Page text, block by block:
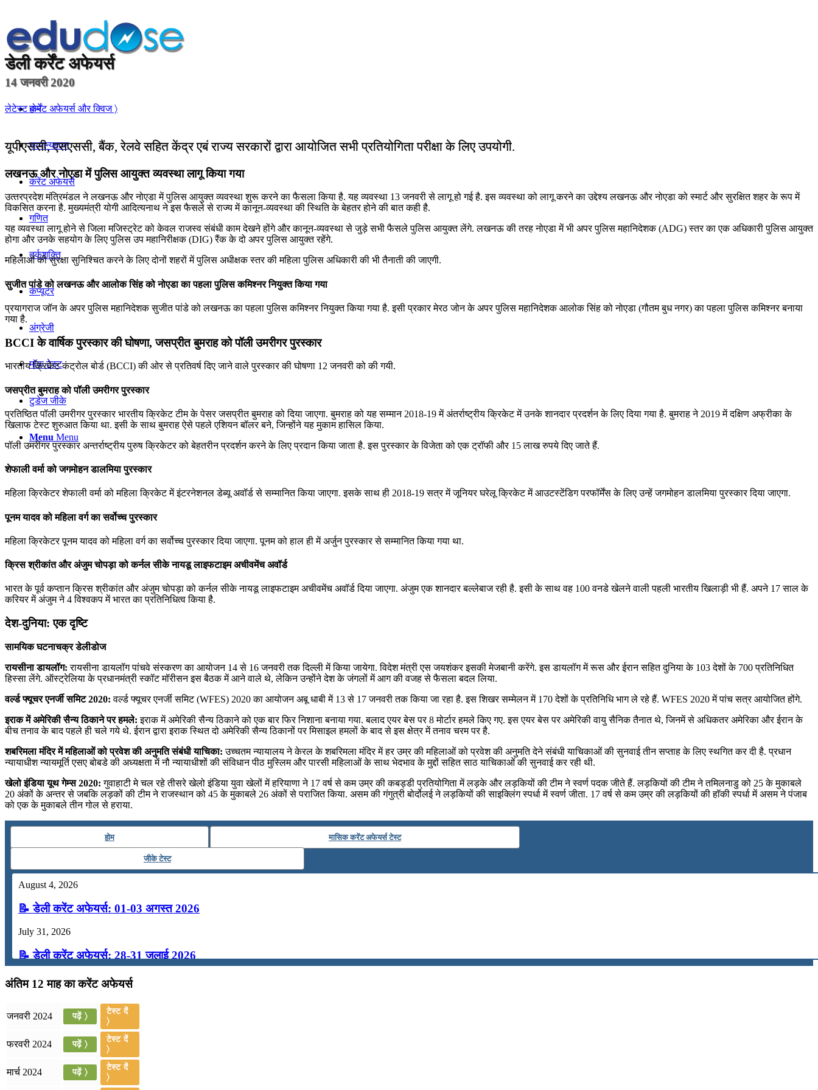
होम
सामान्यज्ञान
करेंट अफेयर्स
गणित
तर्कशक्ति
कंप्यूटर
अंग्रेजी
मॉक टेस्ट
टुडेज जीके
Menu Menu
डेली कर्रेंट अफेयर्स
14 जनवरी 2020
लेटेस्ट कर्रेंट अफेयर्स और क्विज 〉
यूपीएससी, एसएससी, बैंक, रेलवे सहित केंद्र एबं राज्य सरकारों द्वारा आयोजित सभी प्रतियोगिता परीक्षा के लिए उपयोगी.
लखनऊ और नोएडा में पुलिस आयुक्‍त व्‍यवस्‍था लागू किया गया
उत्‍तरप्रदेश मंत्रिमंडल ने लखनऊ और नोएडा में पुलिस आयुक्‍त व्‍यवस्‍था शुरू करने का फैसला किया है. यह व्‍यवस्‍था 13 जनवरी से लागू हो गई है. इस व्‍यवस्‍था को लागू करने का उद्देश्य लखनऊ और नोएडा को स्‍मार्ट और सुरक्षित शहर के रूप में
विकसित करना है. मुख्‍यमंत्री योगी आदित्‍यनाथ ने इस फैसले से राज्‍य में कानून-व्‍यवस्‍था की स्‍थिति के बेहतर होने की बात कही है.
यह व्‍यवस्‍था लागू होने से जिला मजिस्‍ट्रेट को केवल राजस्‍व संबंधी काम देखने होंगे और कानून-व्‍यवस्‍था से जुड़े सभी फैसले पुलिस आयुक्‍त लेंगे. लखनऊ की तरह नोएडा में भी अपर पुलिस महानिदेशक (ADG) स्‍तर का एक अधिकारी पुलिस आयुक्‍त
होगा और उनके सहयोग के लिए पुलिस उप महानिरीक्षक (DIG) रैंक के दो अपर पुलिस आयुक्‍त रहेंगे.
महिलाओं की सुरक्षा सुनिश्चित करने के लिए दोनों शहरों में पुलिस अधीक्षक स्तर की महिला पुलिस अधिकारी की भी तैनाती की जाएगी.
सुजीत पांडे को लखनऊ और आलोक सिंह को नोएडा का पहला पुलिस कमिश्नर नियुक्त किया गया
प्रयागराज जॉन के अपर पुलिस महानिदेशक सुजीत पांडे को लखनऊ का पहला पुलिस कमिश्नर नियुक्त किया गया है. इसी प्रकार मेरठ जोन के अपर पुलिस महानिदेशक आलोक सिंह को नोएडा (गौतम बुध नगर) का पहला पुलिस कमिश्नर बनाया
गया है.
BCCI के वार्षिक पुरस्कार की घोषणा, जसप्रीत बुमराह को पॉली उमरीगर पुरस्कार
भारतीय क्रिकेट कंट्रोल बोर्ड (BCCI) की ओर से प्रतिवर्ष दिए जाने वाले पुरस्कार की घोषणा 12 जनवरी को की गयी.
जसप्रीत बुमराह को पॉली उमरीगर पुरस्कार
प्रतिष्ठित पॉली उमरीगर पुरस्कार भारतीय क्रिकेट टीम के पेसर जसप्रीत बुमराह को दिया जाएगा. बुमराह को यह सम्मान 2018-19 में अंतर्राष्ट्रीय क्रिकेट में उनके शानदार प्रदर्शन के लिए दिया गया है. बुमराह ने 2019 में दक्षिण अफ्रीका के
खिलाफ टेस्ट शुरुआत किया था. इसी के साथ बुमराह ऐसे पहले एशियन बॉलर बने, जिन्होंने यह मुकाम हासिल किया.
पॉली उमरीगर पुरस्कार अन्तर्राष्ट्रीय पुरुष क्रिकेटर को बेहतरीन प्रदर्शन करने के लिए प्रदान किया जाता है. इस पुरस्कार के विजेता को एक ट्रॉफी और 15 लाख रुपये दिए जाते हैं.
शेफाली वर्मा को जगमोहन डालमिया पुरस्कार
महिला क्रिकेटर शेफाली वर्मा को महिला ‌क्रिकेट में इंटरनेशनल डेब्यू अवॉर्ड से सम्मानित किया जाएगा. इसके साथ ही 2018-19 सत्र में जूनियर घरेलू क्रिकेट में आउटस्टेंडिग परफॉर्मेंस के लिए उन्हें जगमोहन डालमिया पुरस्कार दिया जाएगा.
पूनम यादव को महिला वर्ग का सर्वोच्च पुरस्कार
महिला क्रिकेटर पूनम यादव को महिला वर्ग का सर्वोच्च पुरस्कार दिया जाएगा. पूनम को हाल ही में अर्जुन पुरस्कार से सम्मानित किया गया था.
क्रिस श्रीकांत और अंजुम चोपड़ा को कर्नल सीके नायडू लाइफटाइम अचीवमेंच अवॉर्ड
भारत के पूर्व कप्तान क्रिस श्रीकांत और अंजुम चोपड़ा को कर्नल सीके नायडू लाइफटाइम अचीवमेंच अवॉर्ड दिया जाएगा. अंजुम एक शानदार बल्लेबाज रही है. इसी के साथ वह 100 वनडे खेलने वाली पहली भारतीय खिलाड़ी भी हैं. अपने 17 साल के
करियर में अंजुम ने 4 विश्वकप में भारत का प्रतिनिधित्व किया है.
देश-दुनिया: एक दृष्टि
सामयिक घटनाचक्र डेलीडोज
रायसीना डायलॉग: रायसीना डायलॉग पांचवे संस्करण का आयोजन 14 से 16 जनवरी तक दिल्ली में किया जायेगा. विदेश मंत्री एस जयशंकर इसकी मेजबानी करेंगे. इस डायलॉग में रूस और ईरान सहित दुनिया के 103 देशों के 700 प्रतिनिधित
हिस्सा लेंगे. ऑस्ट्रेलिया के प्रधानमंत्री स्कॉट मॉरीसन इस बैठक में आने वाले थे, लेकिन उन्होंने देश के जंगलों में आग की वजह से फैसला बदल लिया.
वर्ल्ड फ्यूचर एनर्जी समिट 2020: वर्ल्ड फ्यूचर एनर्जी समिट (WFES) 2020 का आयोजन अबू धाबी में 13 से 17 जनवरी तक किया जा रहा है. इस शिखर सम्मेलन में 170 देशों के प्रतिनिधि भाग ले रहे हैं. WFES 2020 में पांच सत्र आयोजित होंगे.
इराक में अमेरिकी सैन्य ठिकाने पर हमले: इराक में अमेरिकी सैन्य ठिकाने को एक बार फिर निशाना बनाया गया. बलाद एयर बेस पर 8 मोर्टार हमले किए गए. इस एयर बेस पर अमेरिकी वायु सैनिक तैनात थे, जिनमें से अधिकतर अमेरिका और ईरान के
बीच तनाव के बाद पहले ही चले गये थे. ईरान द्वारा इराक स्थित दो अमेरिकी सैन्य ठिकानों पर मिसाइल हमलों के बाद से इस क्षेत्र में तनाव चरम पर है.
शबरिमला मंदिर में महिलाओं को प्रवेश की अनुमति संबंधी याचिका: उच्‍चतम न्‍यायालय ने केरल के शबरिमला मंदिर में हर उम्र की महिलाओं को प्रवेश की अनुमति देने संबंधी याचिकाओं की सुनवाई तीन सप्‍ताह के लिए स्‍थगित कर दी है. प्रधान
न्‍यायाधीश न्‍यायमूर्ति एसए बोबडे की अध्‍यक्षता में नौ न्‍यायाधीशों की संविधान पीठ मुस्‍लिम और पारसी महिलाओं के साथ भेदभाव के मुद्दों सहित साठ याचिकाओं की सुनवाई कर रही थी.
खेलो इंडिया यूथ गेम्स 2020: गुवाहाटी मे चल रहे तीसरे खेलो इंडिया युवा खेलों में हरियाणा ने 17 वर्ष से कम उम्र की कबड्डी प्रतियोगिता में लड़के और लड़कियों की टीम ने स्‍वर्ण पदक जीते हैं. लड़कियों की टीम ने तमिलनाडु को 25 के मुकाबले
20 अंकों के अन्‍तर से जबकि लड़कों की टीम ने राजस्‍थान को 45 के मुकाबले 26 अंकों से पराजित किया. असम की गंगुत्री बोर्दोलई ने लड़कियों की साइक्‍लिंग स्‍पर्धा में स्‍वर्ण जीता. 17 वर्ष से कम उम्र की लड़कियों की हॉकी स्‍पर्धा में असम ने पंजाब
को एक के मुकाबले तीन गोल से हराया.
होम मासिक करेंट अफेयर्स टेस्ट
जीके टेस्ट
August 4, 2026
📝 डेली करेंट अफेयर्स: 01-03 अगस्त 2026
July 31, 2026
📝 डेली करेंट अफेयर्स: 28-31 जुलाई 2026
July 28, 2026
📝 डेली करेंट अफेयर्स: 25-27 जुलाई 2026
July 25, 2026
📝 डेली करेंट अफेयर्स: 22-24 जुलाई 2026
July 22, 2026
अंतिम 12 माह का करेंट अफेयर्स
जनवरी 2024 पढ़ें 〉
टेस्ट दें
〉
फरवरी 2024 पढ़ें 〉
टेस्ट दें
〉
मार्च 2024 पढ़ें 〉
टेस्ट दें
〉